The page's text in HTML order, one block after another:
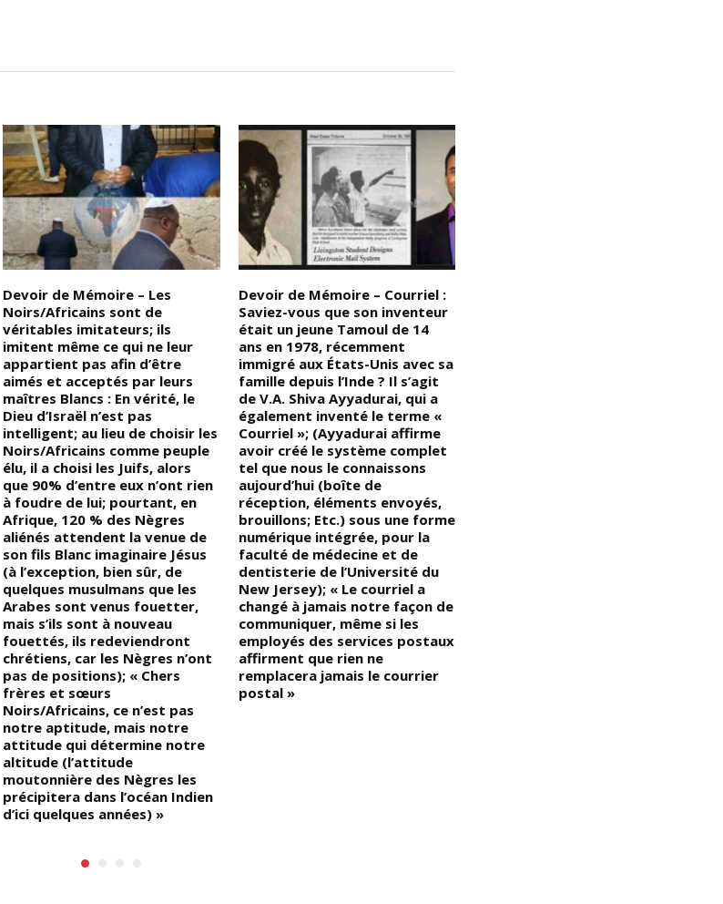
Devoir de Mémoire – Les
Noirs/Africains sont de
véritables imitateurs; ils
imitent même ce qui ne leur
appartient pas afin d’être
aimés et acceptés par leurs
maîtres Blancs : En vérité, le
Dieu d’Israël n’est pas
intelligent; au lieu de choisir les
Noirs/Africains comme peuple
élu, il a choisi les Juifs, alors
que 90% d’entre eux n’ont rien
à foudre de lui; pourtant, en
Afrique, 120 % des Nègres
aliénés attendent la venue de
son fils Blanc imaginaire Jésus
(à l’exception, bien sûr, de
quelques musulmans que les
Arabes sont venus fouetter,
mais s’ils sont à nouveau
fouettés, ils redeviendront
chrétiens, car les Nègres n’ont
pas de positions); « Chers
frères et sœurs
Noirs/Africains, ce n’est pas
notre aptitude, mais notre
attitude qui détermine notre
altitude (l’attitude
moutonnière des Nègres les
précipitera dans l’océan Indien
d’ici quelques années) »
Devoir de Mémoire – Courriel :
Saviez-vous que son inventeur
était un jeune Tamoul de 14
ans en 1978, récemment
immigré aux États-Unis avec sa
famille depuis l’Inde ? Il s’agit
de V.A. Shiva Ayyadurai, qui a
également inventé le terme «
Courriel »; (Ayyadurai affirme
avoir créé le système complet
tel que nous le connaissons
aujourd’hui (boîte de
réception, éléments envoyés,
brouillons; Etc.) sous une forme
numérique intégrée, pour la
faculté de médecine et de
dentisterie de l’Université du
New Jersey); « Le courriel a
changé à jamais notre façon de
communiquer, même si les
employés des services postaux
affirment que rien ne
remplacera jamais le courrier
postal »